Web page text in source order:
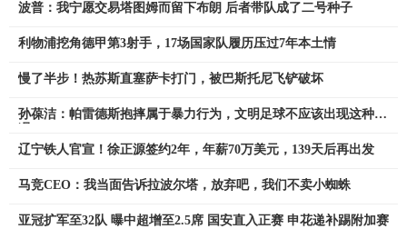
波普：我宁愿交易塔图姆而留下布朗 后者带队成了二号种子
利物浦挖角德甲第3射手，17场国家队履历压过7年本土情
慢了半步！热苏斯直塞萨卡打门，被巴斯托尼飞铲破坏
孙葆洁：帕雷德斯抱摔属于暴力行为，文明足球不应该出现这种情
辽宁铁人官宣！徐正源签约2年，年薪70万美元，139天后再出发
马竞CEO：我当面告诉拉波尔塔，放弃吧，我们不卖小蜘蛛
亚冠扩军至32队 曝中超增至2.5席 国安直入正赛 申花递补踢附加赛